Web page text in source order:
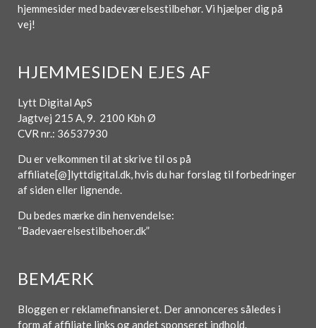
hjemmesider med badeværelsestilbehør. Vi hjælper dig på
vej!
HJEMMESIDEN EJES AF
Lytt Digital ApS
Jagtvej 215 A, 9. 2100 Kbh Ø
CVR nr.: 36537930
Du er velkommen til at skrive til os på
affiliate[@]lyttdigital.dk, hvis du har forslag til forbedringer
af siden eller lignende.
Du bedes mærke din henvendelse:
“Badevaerelsestilbehoer.dk”
BEMÆRK
Bloggen er reklamefinansieret. Der annonceres således i
form af affiliate links og andet sponseret indhold.